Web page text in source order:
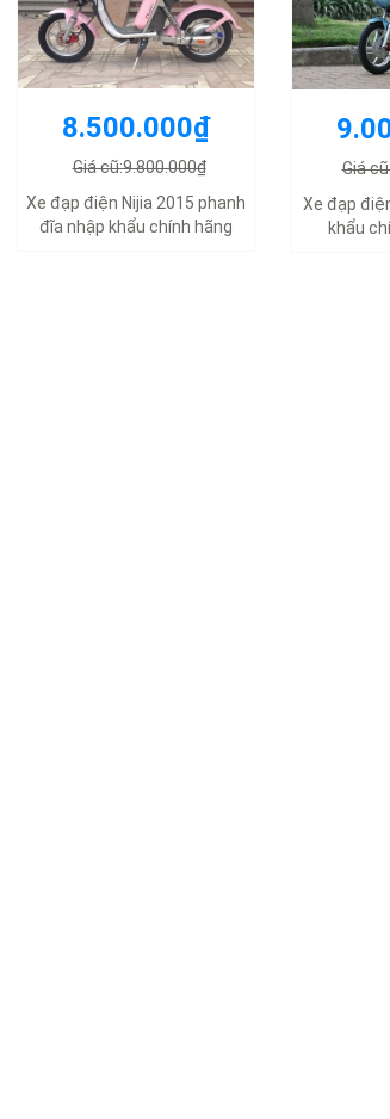
8.500.000₫
Giá cũ:9.800.000₫
Xe đạp điện Nijia 2015 phanh
đĩa nhập khẩu chính hãng
Giá
Xe đạp
khẩu